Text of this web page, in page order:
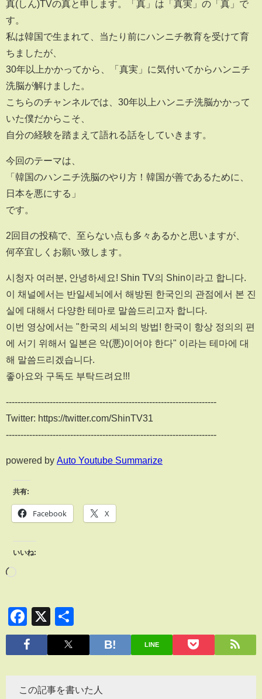
真(しん)TVの真と申します。「真」は「真実」の「真」で
す。
私は韓国で生まれて、当たり前にハンニチ教育を受けて育
ちましたが、
30年以上かかってから、「真実」に気付いてからハンニチ
洗脳が解けました。
こちらのチャンネルでは、30年以上ハンニチ洗脳かかって
いた僕だからこそ、
自分の経験を踏まえて語れる話をしていきます。
今回のテーマは、
「韓国のハンニチ洗脳のやり方！韓国が善であるために、
日本を悪にする」
です。
2回目の投稿で、至らない点も多々あるかと思いますが、
何卒宜しくお願い致します。
시청자 여러분, 안녕하세요! Shin TV의 Shin이라고 합니다.
이 채널에서는 반일세뇌에서 해방된 한국인의 관점에서 본 진
실에 대해서 다양한 테마로 말씀드리고자 합니다.
이번 영상에서는 "한국의 세뇌의 방법! 한국이 항상 정의의 편
에 서기 위해서 일본은 악(悪)이어야 한다" 이라는 테마에 대
해 말씀드리겠습니다.
좋아요와 구독도 부탁드려요!!!
------------------------------------------------------------------------
Twitter: https://twitter.com/ShinTV31
------------------------------------------------------------------------
powered by Auto Youtube Summarize
共有:
Facebook X
いいね:
Facebook
X
有
LINE
この記事を書いた人